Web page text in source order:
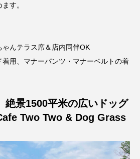
す。
んテラス席＆店内同伴OK
着用、マナーパンツ・マナーベルトの着
絶景1500平米の広いドッグ
Two Two & Dog Grass